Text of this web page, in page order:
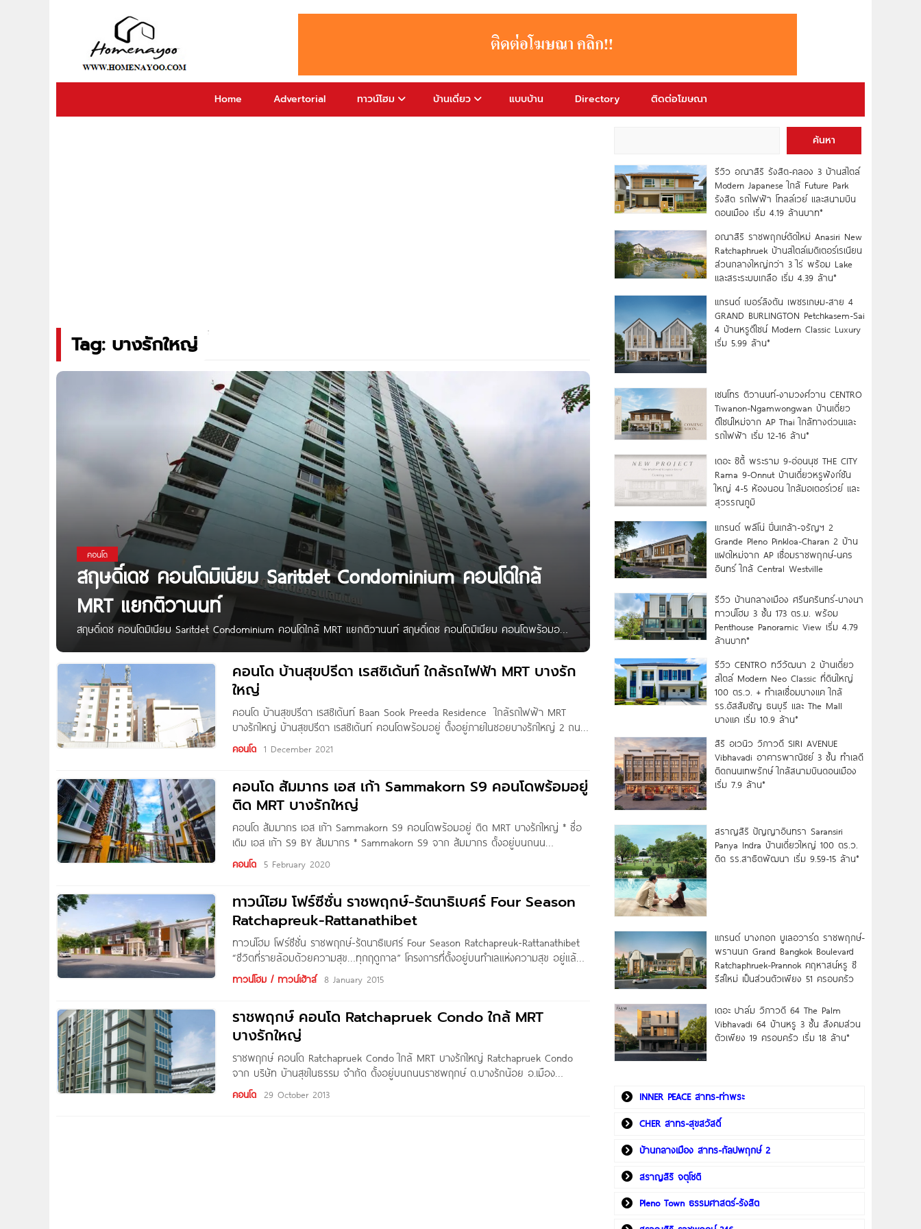
Home Advertorial ทาวน์โฮม บ้านเดี่ยว แบบบ้าน Directory ติดต่อโฆษณา
Tag: บางรักใหญ่
คอนโด
สฤษดิ์เดช คอนโดมิเนียม Saritdet Condominium คอนโดใกล้
MRT แยกติวานนท์
สฤษดิ์เดช คอนโดมิเนียม Saritdet Condominium คอนโดใกล้ MRT แยกติวานนท์ สฤษดิ์เดช คอนโดมิเนียม คอนโดพร้อมอยู่
ใกล้ถนนใหญ่รัตนาธิเบศร์, รถไฟฟ้า MRT แยกติวานนท์ ใกล้ตลาดต้นสัก, Central Plaza WestGate & Ikee บางใหญ่
คอนโด บ้านสุขปรีดา เรสซิเด้นท์ ใกล้รถไฟฟ้า MRT บางรัก
ใหญ่
คอนโด บ้านสุขปรีดา เรสซิเด้นท์ Baan Sook Preeda Residence ใกล้รถไฟฟ้า MRT
บางรักใหญ่ บ้านสุขปรีดา เรสซิเด้นท์ คอนโดพร้อมอยู่ ตั้งอยู่ภายในซอยบางรักใหญ่ 2 ถนน
รัตนาธิเบศร์ อ.บางรักใหญ่ ต.บางบัวทอง จ.นนทบุรี เดินทางสะดวกสบาย ใกล้ถนนใหญ่
รัตนาธิเบศร์, รถไฟฟ้า MRT สถานีบางรักใหญ่ ใกล้ตลาดต้นสัก, Central Plaza WestGate
คอนโด 1 December 2021
คอนโด สัมมากร เอส เก้า Sammakorn S9 คอนโดพร้อมอยู่
ติด MRT บางรักใหญ่
คอนโด สัมมากร เอส เก้า Sammakorn S9 คอนโดพร้อมอยู่ ติด MRT บางรักใหญ่ * ชื่อ
เดิม เอส เก้า S9 BY สัมมากร * Sammakorn S9 จาก สัมมากร ตั้งอยู่บนถนน
รัตนาธิเบศร์ ต.บางรักใหญ่ อ.บางบัวทอง จ.นนทบุรี ใกล้รถไฟฟ้า MRT บางรักใหญ่ ใกล้
ถนนราชพฤกษ์,
คอนโด 5 February 2020
ทาวน์โฮม โฟร์ซีซั่น ราชพฤกษ์-รัตนาธิเบศร์ Four Season
Ratchapreuk-Rattanathibet
ทาวน์โฮม โฟร์ซีซั่น ราชพฤกษ์-รัตนาธิเบศร์ Four Season Ratchapreuk-Rattanathibet
“ชีวิตที่รายล้อมด้วยความสุข…ทุกฤดูกาล” โครงการที่ตั้งอยู่บนทำเลแห่งความสุข อยู่แล้วมี
ความสุขทุกวันตลอดทั้งปี ทุกฤดูกาล โดยประกอบด้วยความสุขดังต่อไปนี้ – ทำเลสะดวก
สบายในการเดินทาง ติดถนนใหญ่ใกล้รถไฟฟ้า – บ้านสมบูรณ์แบบด้วยฟังก์ชั่นที่ครบถ้วน
สายน้ำไหลผ่าน การวางผังบ้านแบบอิสระ) – ความปลอดภัย 2 ระบบ รปภ.ตลอด 24
ช.ม.พร้อมกล้องวงจรปิด รอบบริเวณโครงการ ชื่อโครงการ โฟร์ซีซั่น
ทาวน์โฮม / ทาวน์เฮ้าส์ 8 January 2015
ราชพฤกษ์ คอนโด Ratchapruek Condo ใกล้ MRT
บางรักใหญ่
ราชพฤกษ์ คอนโด Ratchapruek Condo ใกล้ MRT บางรักใหญ่ Ratchapruek Condo
จาก บริษัท บ้านสุขในธรรม จำกัด ตั้งอยู่บนถนนราชพฤกษ์ ต.บางรักน้อย อ.เมือง
จ.นนทบุรี ใกล้รถไฟฟ้าสายสีม่วง สถานีบางรักใหญ่ ใกล้ Central รัตนาธิเบศร์, Central
WestGate, Big C, Lotus’s, Index Livinh Mall
คอนโด 29 October 2013
ค้นหา
รีวิว อณาสิริ รังสิต-คลอง 3 บ้านสไตล์
Modern Japanese ใกล้ Future Park
รังสิต รถไฟฟ้า โทลล์เวย์ และสนามบิน
ดอนเมือง เริ่ม 4.19 ล้านบาท*
อณาสิริ ราชพฤกษ์ตัดใหม่ Anasiri New
Ratchaphruek บ้านสไตล์เมดิเตอร์เรเนียน
ส่วนกลางใหญ่กว่า 3 ไร่ พร้อม Lake
และสระระบบเกลือ เริ่ม 4.39 ล้าน*
แกรนด์ เบอร์ลิงตัน เพชรเกษม-สาย 4
GRAND BURLINGTON Petchkasem-Sai
4 บ้านหรูดีไซน์ Modern Classic Luxury
เริ่ม 5.99 ล้าน*
เซนโทร ติวานนท์-งามวงศ์วาน CENTRO
Tiwanon-Ngamwongwan บ้านเดี่ยว
ดีไซน์ใหม่จาก AP Thai ใกล้ทางด่วนและ
รถไฟฟ้า เริ่ม 12-16 ล้าน*
เดอะ ซิตี้ พระราม 9-อ่อนนุช THE CITY
Rama 9-Onnut บ้านเดี่ยวหรูฟังก์ชัน
ใหญ่ 4-5 ห้องนอน ใกล้มอเตอร์เวย์ และ
สุวรรณภูมิ
แกรนด์ พลีโน่ ปิ่นเกล้า-จรัญฯ 2
Grande Pleno Pinkloa-Charan 2 บ้าน
แฝดใหม่จาก AP เชื่อมราชพฤกษ์-นคร
อินทร์ ใกล้ Central Westville
รีวิว บ้านกลางเมือง ศรีนครินทร์-บางนา
ทาวน์โฮม 3 ชั้น 173 ตร.ม. พร้อม
Penthouse Panoramic View เริ่ม 4.79
ล้านบาท*
รีวิว CENTRO ทวีวัฒนา 2 บ้านเดี่ยว
สไตล์ Modern Neo Classic ที่ดินใหญ่
100 ตร.ว. + ทำเลเชื่อมบางแค ใกล้
รร.อัสสัมชัญ ธนบุรี และ The Mall
บางแค เริ่ม 10.9 ล้าน*
สิริ อเวนิว วิภาวดี SIRI AVENUE
Vibhavadi อาคารพาณิชย์ 3 ชั้น ทำเลดี
ติดถนนเทพรักษ์ ใกล้สนามบินดอนเมือง
เริ่ม 7.9 ล้าน*
สราญสิริ ปัญญาอินทรา Saransiri
Panya Indra บ้านเดี่ยวใหญ่ 100 ตร.ว.
ดิด รร.สาธิตพัฒนา เริ่ม 9.59-15 ล้าน*
แกรนด์ บางกอก บูเลอวาร์ด ราชพฤกษ์-
พรานนก Grand Bangkok Boulevard
Ratchaphruek-Prannok คฤหาสน์หรู ซี
รีส์ใหม่ เป็นส่วนตัวเพียง 51 ครอบครัว
เดอะ ปาล์ม วิภาวดี 64 The Palm
Vibhavadi 64 บ้านหรู 3 ชั้น สังคมส่วน
ตัวเพียง 19 ครอบครัว เริ่ม 18 ล้าน*
INNER PEACE สาทร-ท่าพระ
CHER สาทร-สุขสวัสดิ์
บ้านกลางเมือง สาทร-กัลปพฤกษ์ 2
สราญสิริ จตุโชติ
Pleno Town ธรรมศาสตร์-รังสิต